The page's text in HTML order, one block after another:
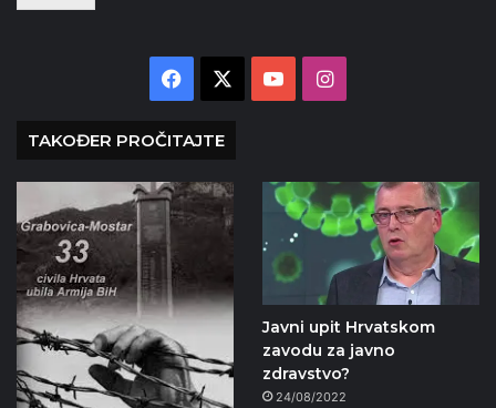
Facebook YouTubeInstagram
TAKOĐER PROČITAJTE
Javni upit Hrvatskom
zavodu za javno
zdravstvo?
24/08/2022